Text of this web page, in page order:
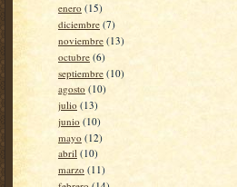
enero (15)
diciembre (7)
noviembre (13)
octubre (6)
septiembre (10)
agosto (10)
julio (13)
junio (10)
mayo (12)
abril (10)
marzo (11)